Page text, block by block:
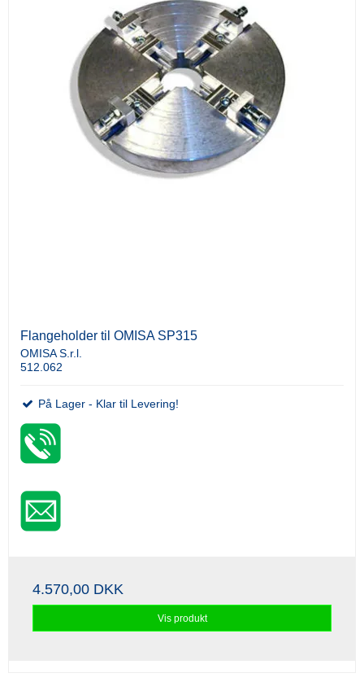
Flangeholder til OMISA SP315
OMISA S.r.l.
512.062
På Lager - Klar til Levering!
4.570,00 DKK
Vis produkt